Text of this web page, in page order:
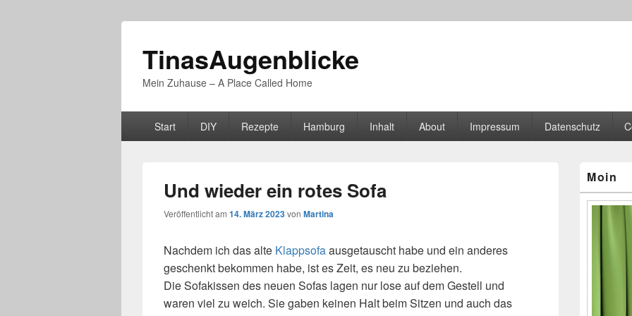
TinasAugenblicke
Mein Zuhause – A Place Called Home
PrimäresStart DIY Rezepte Hamburg Inhalt About Impressum Datenschutz
Und wieder ein rotes Sofa
Veröffentlicht am 14. März 2023von Martina
Nachdem ich das alte Klappsofaausgetauscht habe und ein anderes
geschenkt bekommen habe, ist es Zeit, es neu zu beziehen.
Die Sofakissen des neuen Sofas lagen nur lose auf dem Gestell und
waren viel zu weich. Sie gaben keinen Halt beim Sitzen und auch das
Seitenleisten-
Moin